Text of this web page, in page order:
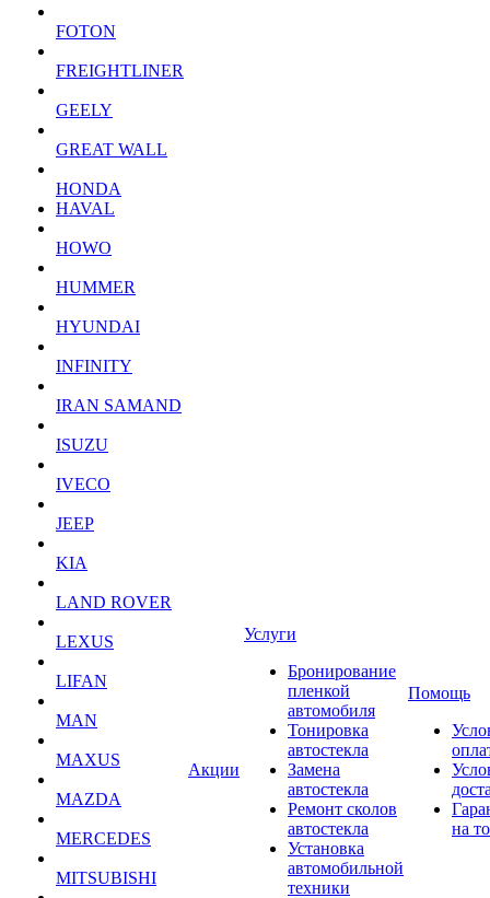
FOTON
FREIGHTLINER
GEELY
GREAT WALL
HONDA
HAVAL
HOWO
HUMMER
HYUNDAI
INFINITY
IRAN SAMAND
ISUZU
IVECO
JEEP
KIA
LAND ROVER
LEXUS
LIFAN
MAN
MAXUS
MAZDA
MERCEDES
MITSUBISHI
Акции
Услуги
Бронирование
пленкой
автомобиля
Тонировка
автостекла
Замена
автостекла
Ремонт сколов
автостекла
Установка
автомобильной
техники
Помощь
на